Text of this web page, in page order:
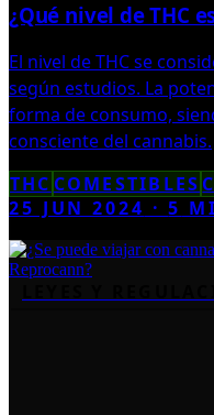
¿Qué nivel de THC
El nivel de THC se
según estudios. La
forma de consumo,
consciente del cannabis.
THC COMESTIBLES
25 JUN 2024 ·5